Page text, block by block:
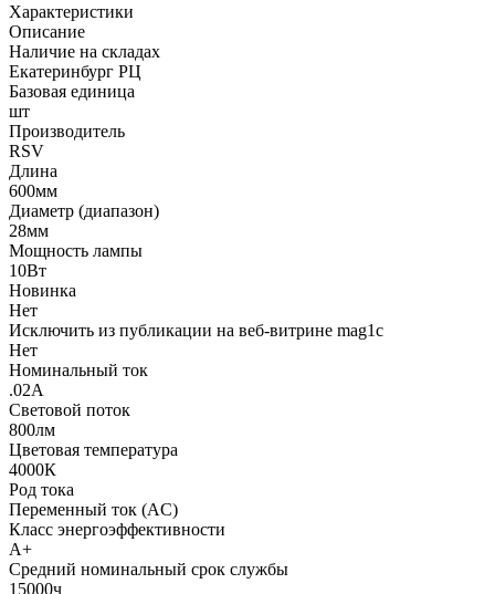
Характеристики
Описание
Наличие на складах
Екатеринбург РЦ
Базовая единица
шт
Производитель
RSV
Длина
600мм
Диаметр (диапазон)
28мм
Мощность лампы
10Вт
Новинка
Нет
Исключить из публикации на веб-витрине mag1c
Нет
Номинальный ток
.02А
Световой поток
800лм
Цветовая температура
4000К
Род тока
Переменный ток (AC)
Класс энергоэффективности
A+
Средний номинальный срок службы
15000ч